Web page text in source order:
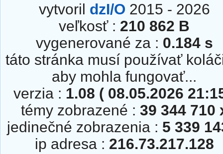
vytvoril dzI/O 2015 - 2026
veľkosť : 210 862 B
vygenerované za : 0.184 s
táto stránka musí používať
aby mohla fungovať...
verzia : 1.08 ( 08.05.2026
témy zobrazené : 39 344 710
jedinečné zobrazenia : 5 339
ip adresa : 216.73.217.128